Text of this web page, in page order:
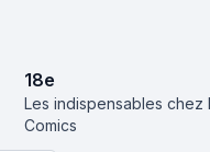
18e
Les indispensables chez
Comics